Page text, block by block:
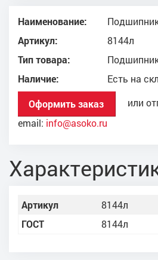
Наименование:
Артикул:
8144л
Тип товара:
Наличие:
Есть на
Оформить заказ
или
email: info@asoko.ru
Артикул
8144л
ГОСТ
8144л